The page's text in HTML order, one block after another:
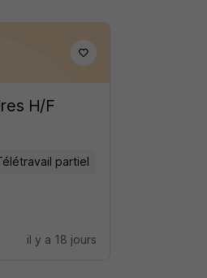
H/F
partiel
il y a 18 jours